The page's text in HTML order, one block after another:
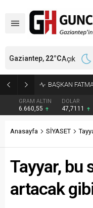
KÜÇÜK AK
GRAM ALTIN
6.660,55
DOLAR
47,7111
Gaziantep, 22°CAçık
Anasayfa SİYASET
Tayyar, bu
artacak